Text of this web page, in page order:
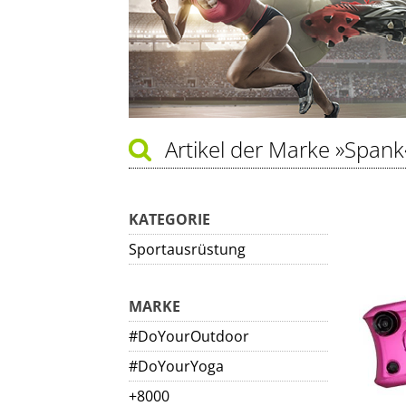
Artikel der Marke
KATEGORIE
Sportausrüstung
MARKE
#DoYourOutdoor
#DoYourYoga
+8000